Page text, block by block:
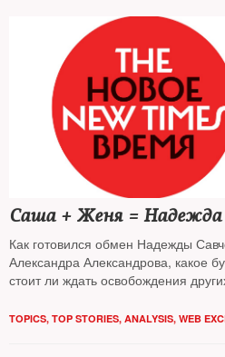
Саша + Женя = Надежда
Как готовился обмен Надежды
Александра Александрова, какое
стоит ли ждать освобождения
TOPICS, TOP STORIES, ANALYSIS, WEB